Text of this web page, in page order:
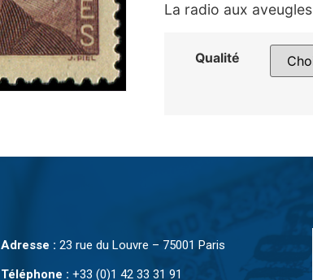
La radio aux aveugles
Qualité
Adresse : 23 rue du Louvre – 75001 Paris
Téléphone : +33 (0)1 42 33 31 91